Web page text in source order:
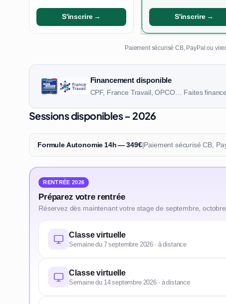
S'inscrire → S'inscrire →
Paiement sécurisé CB, PayPal ou
Financement disponible
CPF, France Travail, OPCO… Faites
Sessions disponibles – 2026
Formule Autonomie 14h — 349€|Paiement sécurisé CB,
RENTRÉE 2026
Préparez votre rentrée
Réservez dès maintenant votre stage de septembre,
Classe virtuelle
Semaine du 7 septembre 2026 · à distance
Classe virtuelle
Semaine du 14 septembre 2026 · à distance